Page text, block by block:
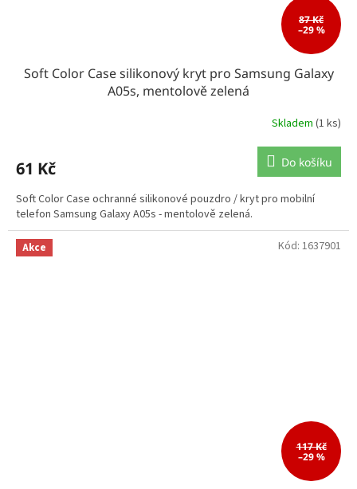
87 Kč
–29 %
Soft Color Case silikonový kryt pro Samsung Galaxy
A05s, mentolově zelená
Skladem (1 ks)
61 Kč Do košíku
Soft Color Case ochranné silikonové pouzdro / kryt pro mobilní
telefon Samsung Galaxy A05s - mentolově zelená.
Akce
117 Kč
–29 %
Kód: 1637901